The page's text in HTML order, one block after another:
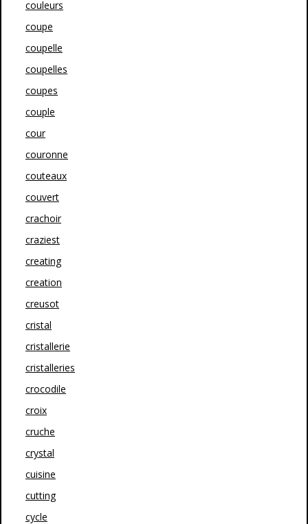
couleurs
coupe
coupelle
coupelles
coupes
couple
cour
couronne
couteaux
couvert
crachoir
craziest
creating
creation
creusot
cristal
cristallerie
cristalleries
crocodile
croix
cruche
crystal
cuisine
cutting
cycle